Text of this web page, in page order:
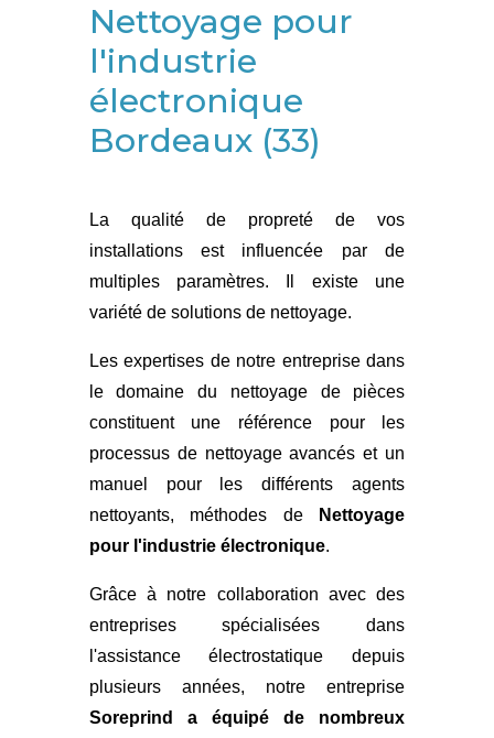
Nettoyage pour
l'industrie
électronique
Bordeaux (33)
La qualité de propreté de vos
installations est influencée par de
multiples paramètres. Il existe une
variété de solutions de nettoyage.
Les expertises de notre entreprise dans
le domaine du nettoyage de pièces
constituent une référence pour les
processus de nettoyage avancés et un
manuel pour les différents agents
nettoyants, méthodes de
Nettoyage
pour l'industrie électronique.
Grâce à notre collaboration avec des
entreprises spécialisées dans
l'assistance électrostatique depuis
plusieurs années, notre entreprise
Soreprind a équipé de nombreux